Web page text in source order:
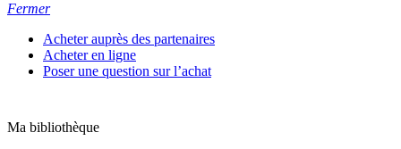
Fermer
Acheter auprès des partenaires
Acheter en ligne
Poser une question sur l’achat
Ma bibliothèque